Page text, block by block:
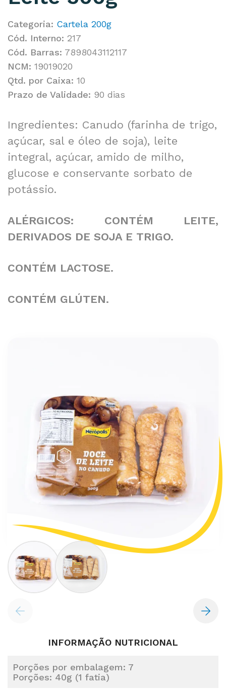
Categoria: Cartela 200g
Cód. Interno: 217
Cód. Barras: 7898043112117
NCM: 19019020
Qtd. por Caixa: 10
Prazo de Validade: 90 dias
Ingredientes: Canudo (farinha de trigo,
açúcar, sal e óleo de soja), leite
integral, açúcar, amido de milho,
glucose e conservante sorbato de
potássio.
ALÉRGICOS: CONTÉM LEITE,
DERIVADOS DE SOJA E TRIGO.
CONTÉM LACTOSE.
CONTÉM GLÚTEN.
INFORMAÇÃO NUTRICIONAL
Porções por embalagem: 7
Porções: 40g (1 fatia)